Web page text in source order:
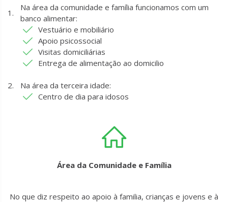
Na área da comunidade e família funcionamos com um
banco alimentar:
Vestuário e mobiliário
Apoio psicossocial
Visitas domiciliárias
Entrega de alimentação ao domicilio
Na área da terceira idade:
Centro de dia para idosos
Área da Comunidade e Família
No que diz respeito ao apoio à familia, crianças e jovens e à